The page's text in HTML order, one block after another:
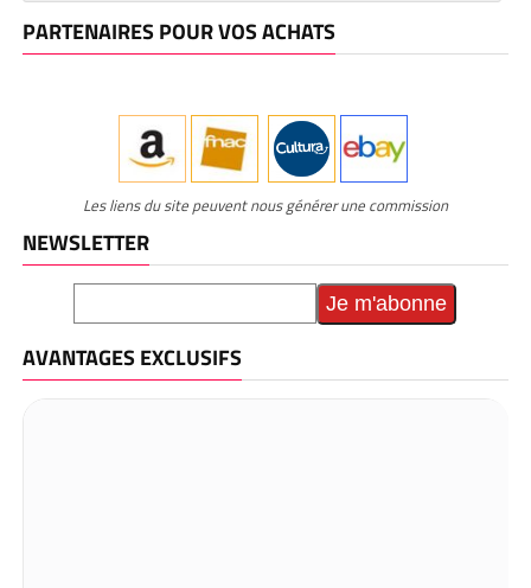
PARTENAIRES POUR VOS ACHATS
Les liens du site peuvent nous générer une commission
NEWSLETTER
AVANTAGES EXCLUSIFS